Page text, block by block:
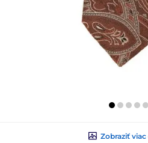
Zobraziť